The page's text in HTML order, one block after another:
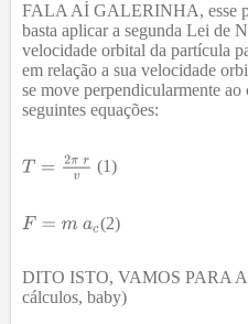
FALA AÍ GALERINHA, esse
basta aplicar a segunda Lei de
velocidade orbital da partícula
em relação a sua velocidade
se move perpendicularmente
seguintes equações:
(1)
(2)
DITO ISTO, VAMOS PARA
cálculos, baby)